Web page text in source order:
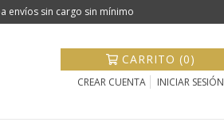
envíos sin cargo sin mínimo
CARRITO (0)
CREAR CUENTA INICIAR SESIÓN